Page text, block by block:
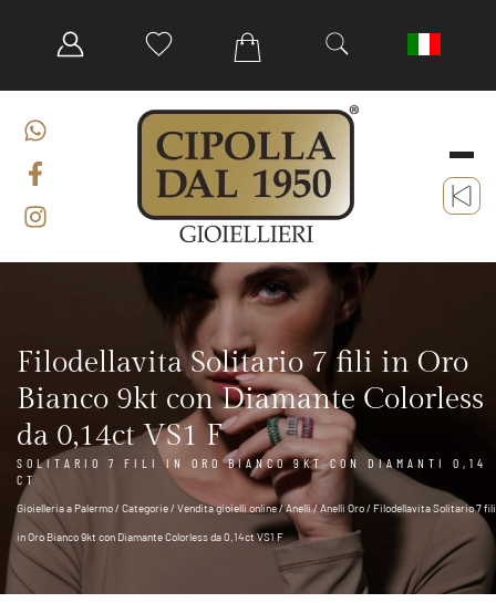
Filodellavita Solitario 7 fili in Oro
Bianco 9kt con Diamante Colorless
da 0,14ct VS1 F
SOLITARIO 7 FILI IN ORO BIANCO 9KT CON DIAMANTI 0,14
CT
Gioielleria a Palermo/ Categorie/ Vendita gioielli online/Anelli/Anelli Oro/ Filodellavita Solitario 7 fili
in Oro Bianco 9kt con Diamante Colorless da 0,14ct VS1 F